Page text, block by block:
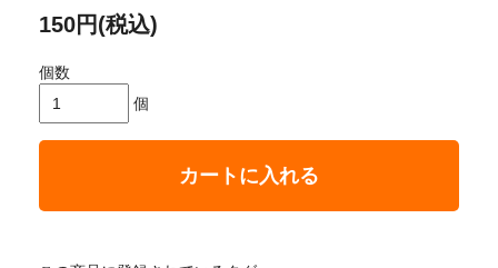
150円(税込)
個数
個
カートに入れる